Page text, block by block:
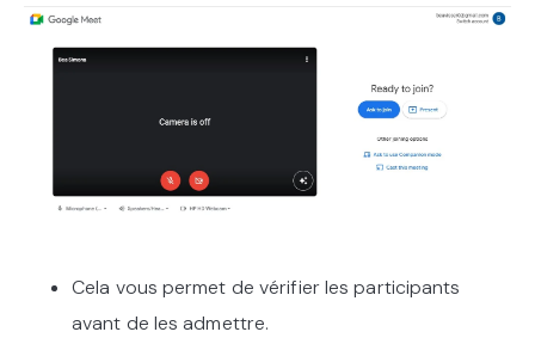
Cela vous permet de vérifier les participants
avant de les admettre.